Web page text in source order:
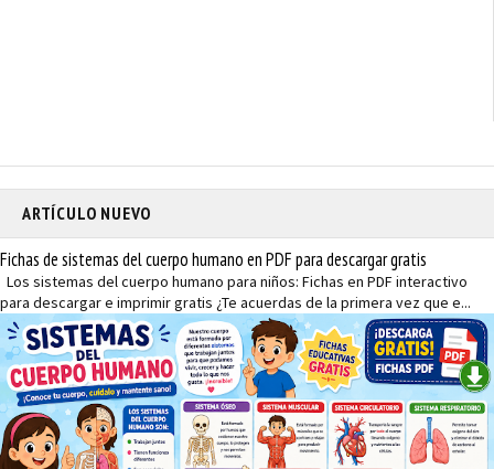
ARTÍCULO NUEVO
Fichas de sistemas del cuerpo humano en PDF para descargar gratis
Los sistemas del cuerpo humano para niños: Fichas en PDF interactivo
para descargar e imprimir gratis ¿Te acuerdas de la primera vez que e...